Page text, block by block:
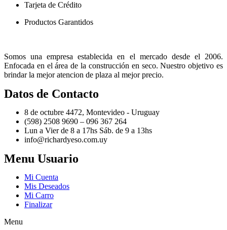
Tarjeta de Crédito
Productos Garantidos
Somos una empresa establecida en el mercado desde el 2006.
Enfocada en el área de la construcción en seco. Nuestro objetivo es
brindar la mejor atencion de plaza al mejor precio.
Datos de Contacto
8 de octubre 4472, Montevideo - Uruguay
(598) 2508 9690 – 096 367 264
Lun a Vier de 8 a 17hs Sáb. de 9 a 13hs
info@richardyeso.com.uy
Menu Usuario
Mi Cuenta
Mis Deseados
Mi Carro
Finalizar
Menu